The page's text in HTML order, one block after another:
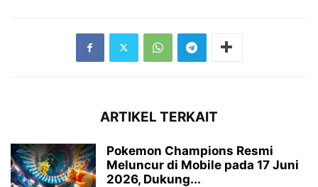
ARTIKEL TERKAIT
Pokemon Champions Resmi
Meluncur di Mobile pada 17 Juni
2026, Dukung...